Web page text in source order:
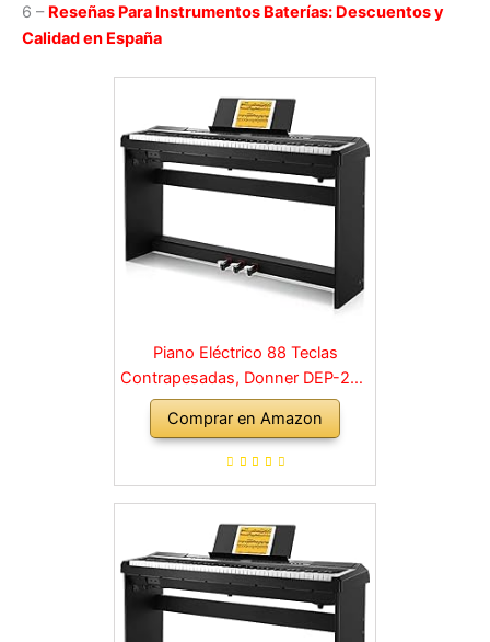
6 – Reseñas Para Instrumentos Baterías: Descuentos y
Calidad en España
Piano Eléctrico 88 Teclas
Contrapesadas, Donner DEP-20S
Piano Digital 88 Teclas con
Soporte y 3 Pedal para
Principiante, retro, negro
Comprar en Amazon